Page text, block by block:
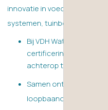
innovatie in voedsel- en
systemen, tuinbouw- en
Bij VDH
certificeringen op het
achterop te lopen.
Samen ontwerpen we